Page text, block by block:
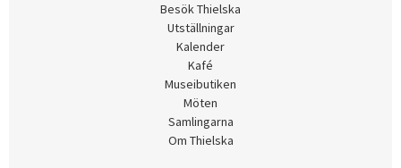
Besök Thielska
Utställningar
Kalender
Kafé
Museibutiken
Möten
Samlingarna
Om Thielska